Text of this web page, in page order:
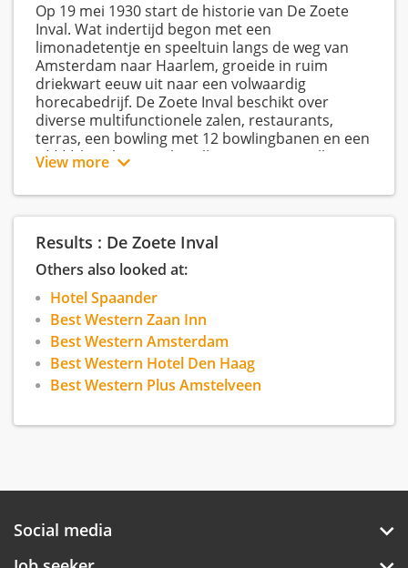
Op 19 mei 1930 start de historie van De Zoete
Inval. Wat indertijd begon met een
limonadetentje en speeltuin langs de weg van
Amsterdam naar Haarlem, groeide in ruim
driekwart eeuw uit naar een volwaardig
horecabedrijf. De Zoete Inval beschikt over
diverse multifunctionele zalen, restaurants,
terras, een bowling met 12 bowlingbanen en een
4**** hotel met 59 hotelkamers. De gezellige
dat u verzekerd bent van een aangenaam
verblijf!
verjaardagsfeesten, zakelijke bijeenkomsten,
hotelovernachtingen, bowlen en outdoor
activiteiten. Tevens kunt u gebruik maken van de
cateringservice die geheel naar uw specifieke
wensen ingevuld kan worden.
www.zoete-inval.nl
View more
Results : De Zoete Inval
Others also looked at:
Hotel Spaander
Best Western Zaan Inn
Best Western Amsterdam
Best Western Hotel Den Haag
Best Western Plus Amstelveen
Social media